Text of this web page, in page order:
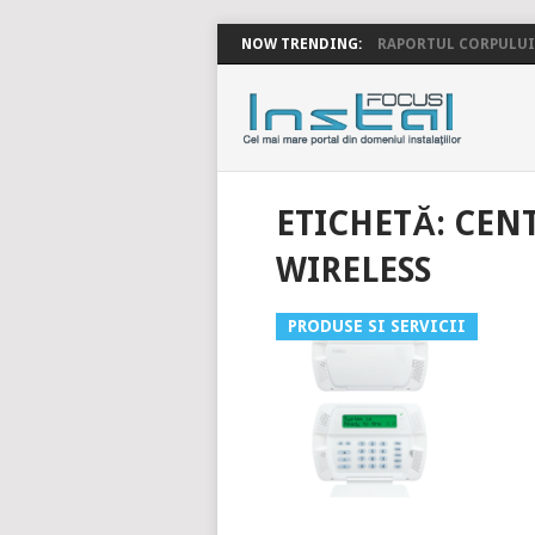
NOW TRENDING: RAPORTUL
ETICHETĂ:
WIRELESS
PRODUSE SI SERVICII